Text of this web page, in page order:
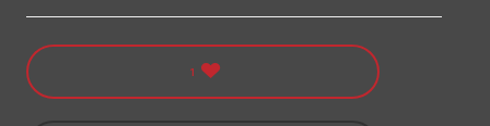
1